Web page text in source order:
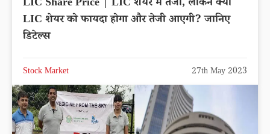
LIC Share Price | LIC शेयर में तेजी, लेकिन क्या
LIC शेयर को फायदा होगा और तेजी आएगी? जानिए
डिटेल्स
Stock Market 27th May 2023